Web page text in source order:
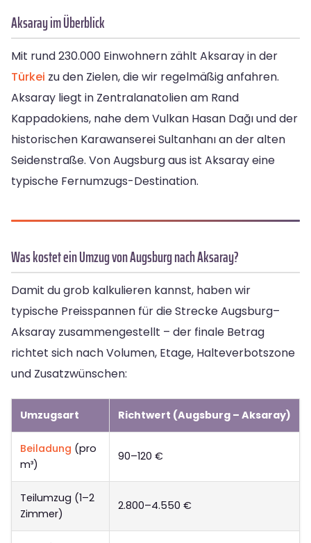
Aksaray im Überblick
Mit rund 230.000 Einwohnern zählt Aksaray in der
Türkei zu den Zielen, die wir regelmäßig anfahren.
Aksaray liegt in Zentralanatolien am Rand
Kappadokiens, nahe dem Vulkan Hasan Dağı und der
historischen Karawanserei Sultanhanı an der alten
Seidenstraße. Von Augsburg aus ist Aksaray eine
typische Fernumzugs-Destination.
Was kostet ein Umzug von Augsburg nach Aksaray?
Damit du grob kalkulieren kannst, haben wir
typische Preisspannen für die Strecke Augsburg–
Aksaray zusammengestellt – der finale Betrag
richtet sich nach Volumen, Etage, Halteverbotszone
und Zusatzwünschen:
Umzugsart Richtwert (Augsburg – Aksaray)
Beiladung (pro
m³)
90–120 €
Teilumzug (1–2
Zimmer)
2.800–4.550 €